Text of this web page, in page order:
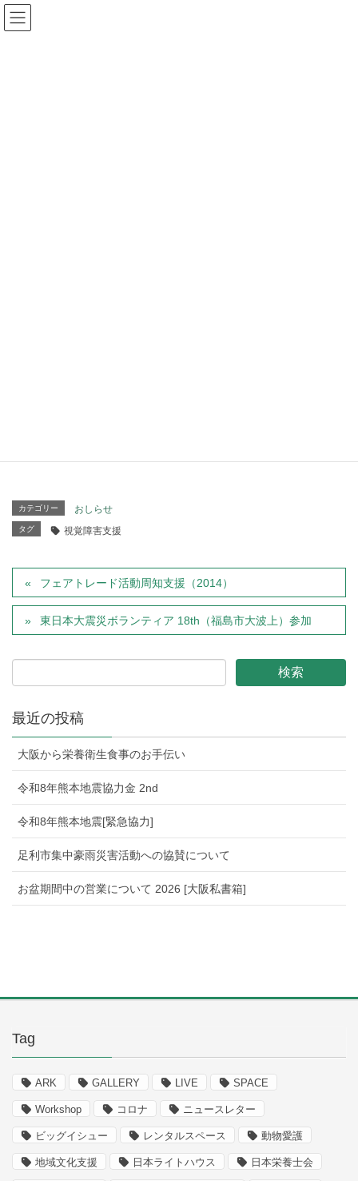
Warning
カテゴリー おしらせ
タグ 視覚障害支援
フェアトレード活動周知支援（2014）
東日本大震災ボランティア 18th（福島市大波上）参加
最近の投稿
大阪から栄養衛生食事のお手伝い
令和8年熊本地震協力金 2nd
令和8年熊本地震[緊急協力]
足利市集中豪雨災害活動への協賛について
お盆期間中の営業について 2026 [大阪私書箱]
Tag
ARK GALLERY LIVE SPACE
Workshop コロナ ニュースレター
ビッグイシュー レンタルスペース 動物愛護
地域文化支援 日本ライトハウス 日本栄養士会